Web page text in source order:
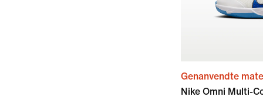
Genanvendte
Nike Omni Multi-